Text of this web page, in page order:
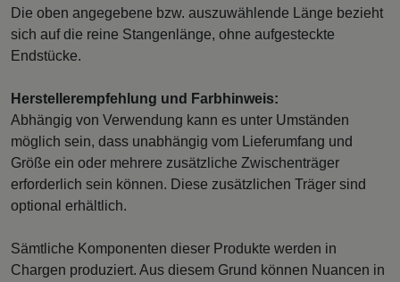
Die oben angegebene bzw. auszuwählende Länge bezieht
sich auf die reine Stangenlänge, ohne aufgesteckte
Endstücke.
Herstellerempfehlung und Farbhinweis:
Abhängig von Verwendung kann es unter Umständen
möglich sein, dass unabhängig vom Lieferumfang und
Größe ein oder mehrere zusätzliche Zwischenträger
erforderlich sein können. Diese zusätzlichen Träger sind
optional erhältlich.
Sämtliche Komponenten dieser Produkte werden in
Chargen produziert. Aus diesem Grund können Nuancen in